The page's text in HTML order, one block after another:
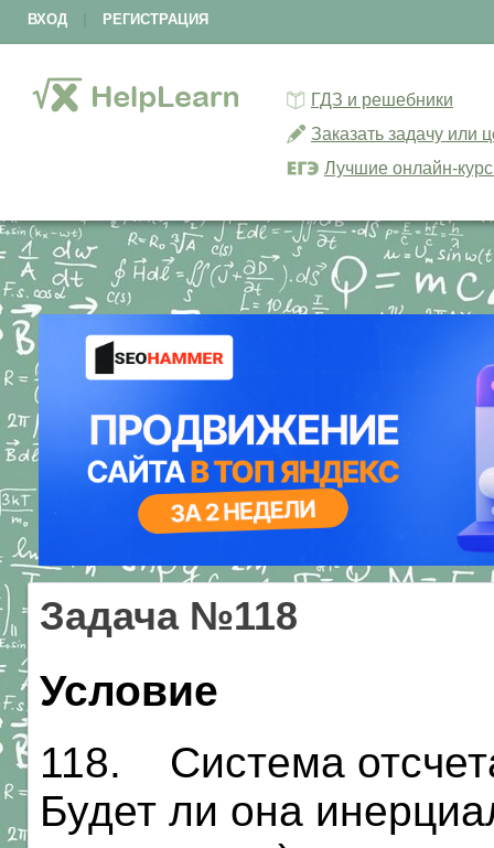
ВХОД РЕГИСТРАЦИЯ
ГДЗ и решебники
Заказать задачу или
Лучшие онлайн-
Задача №118
Условие
118. Система
Будет ли она